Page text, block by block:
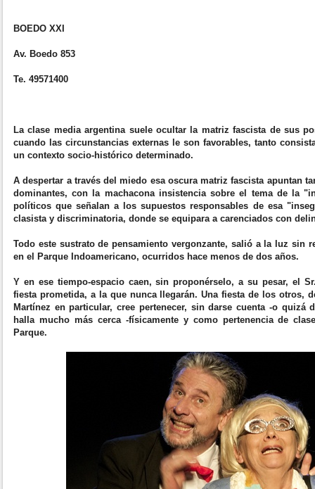
BOEDO XXI
Av. Boedo 853
Te. 49571400
La clase media argentina suele ocultar la matriz fascista de sus
cuando las circunstancias externas le son favorables, tanto
un contexto socio-histórico determinado.
A despertar a través del miedo esa oscura matriz fascista apuntan
dominantes, con la machacona insistencia sobre el tema de la
políticos que señalan a los supuestos responsables de esa
clasista y discriminatoria, donde se equipara a carenciados con
Todo este sustrato de pensamiento vergonzante, salió a la luz sin
en el Parque Indoamericano, ocurridos hace menos de dos años.
Y en ese tiempo-espacio caen, sin proponérselo, a su pesar, el
fiesta prometida, a la que nunca llegarán. Una fiesta de los otros,
Martínez en particular, cree pertenecer, sin darse cuenta -o quizá
halla mucho más cerca -físicamente y como pertenencia de
Parque.